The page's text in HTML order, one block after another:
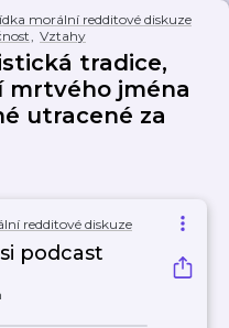
morální redditové diskuze
, Vztahy
tradice,
mrtvého jména
utracené za
redditové diskuze
podcast